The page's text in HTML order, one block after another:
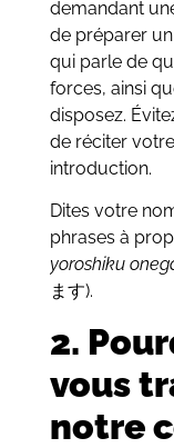
demandant
de préparer
qui parle de
forces, ainsi
disposez.
de réciter votre
introduction.
Dites votre
phrases à
yoroshiku
ます).
2.
vous
notre